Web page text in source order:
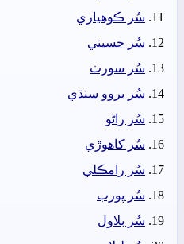
سُر ڪوھياري
سُر حسيني
سُر سورٺ
سُر بروو سنڌي
سُر راڻو
سُر کاھوڙي
سُر رامڪلي
سُر پورب
سُر بلاول